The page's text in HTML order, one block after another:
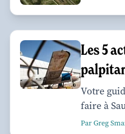
Les 5
Votre
faire à
Par Greg